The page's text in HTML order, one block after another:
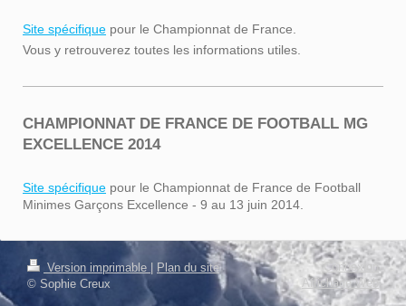
Site spécifique pour le Championnat de France.
Vous y retrouverez toutes les informations utiles.
CHAMPIONNAT DE FRANCE DE FOOTBALL MG
EXCELLENCE 2014
Site spécifique pour le Championnat de France de Football
Minimes Garçons Excellence - 9 au 13 juin 2014.
Version imprimable
Plan du site
© Sophie Creux
Connexion
Affichage Web